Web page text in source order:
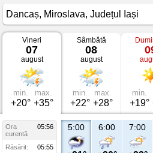
Vremea
Dancaș
Miroslava,
Județul
Iași
Vineri
07
august
min.
+20°
max.
+35°
Sâmbătă
08
august
min.
+22°
max.
+28°
min.
+19°
Ora
05:56
curentă
Răsărit:
05:55
5:00 6:00 7:00